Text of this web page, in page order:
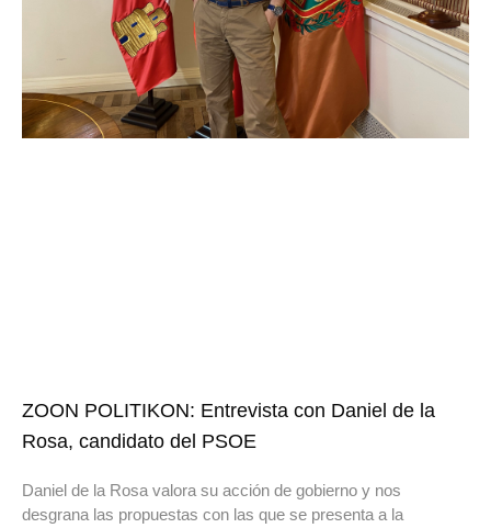
ZOON POLITIKON: Entrevista con Daniel de la
Rosa, candidato del PSOE
Daniel de la Rosa valora su acción de gobierno y nos
desgrana las propuestas con las que se presenta a la